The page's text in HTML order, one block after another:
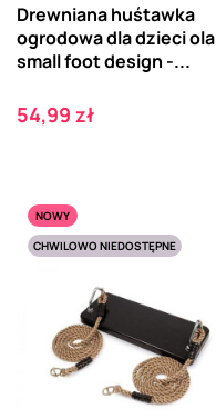
Drewniana huśtawka
ogrodowa dla dzieci ola
small foot design -...
Cena
54,99 zł
NOWY
CHWILOWO NIEDOSTĘPNE